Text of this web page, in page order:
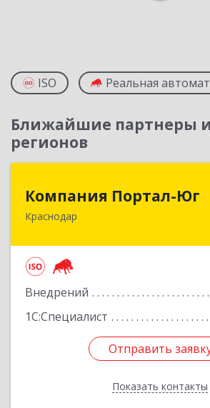
ISO Реальная
Ближайшие партнеры
регионов
Компания Портал-Юг
Краснодар
Внедрений
1С:Специалист
Отправить
Показать контакты
350020, Краснодарский
Отправить
Назад